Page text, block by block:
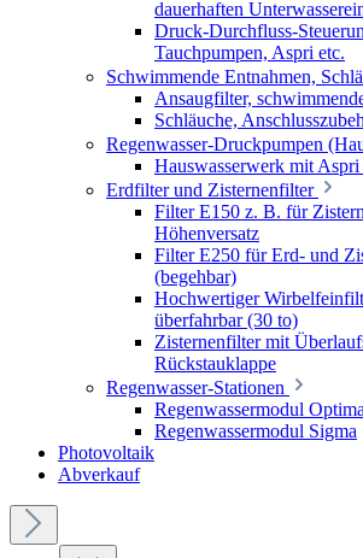
dauerhaften
Druck-Durchfluss-
Tauchpumpen, Aspri etc.
Schwimmende Entnahmen,
Ansaugfilter,
Schläuche,
Regenwasser-Druckpumpen
Hauswasserwerk mit Aspri
Erdfilter und Zisternenfilter
Filter E150 z. B. für
Höhenversatz
Filter E250 für Erd- und
(begehbar)
Hochwertiger
überfahrbar (30 to)
Zisternenfilter mit
Rückstauklappe
Regenwasser-Stationen
Regenwassermodul Optima
Regenwassermodul Sigma
Photovoltaik
Abverkauf